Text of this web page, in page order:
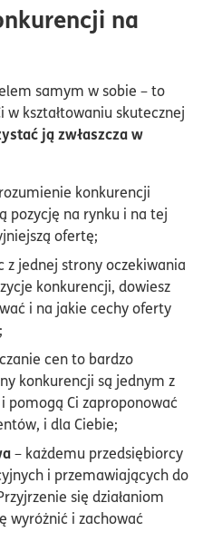
na
samym w sobie – to
kształtowaniu skutecznej
ją zwłaszcza w
konkurencji
pozycję na rynku i na tej
ofertę;
z jednej strony oczekiwania
konkurencji, dowiesz
i na jakie cechy oferty
cen to bardzo
konkurencji są jednym z
pomogą Ci zaproponować
i dla Ciebie;
– każdemu przedsiębiorcy
i przemawiających do
się działaniom
wyróżnić i zachować